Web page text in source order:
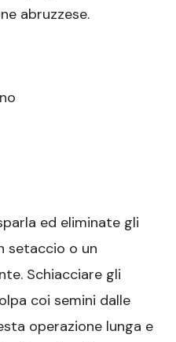
abruzzese.
ed eliminate gli
setaccio o un
Schiacciare gli
coi semini dalle
operazione lunga e